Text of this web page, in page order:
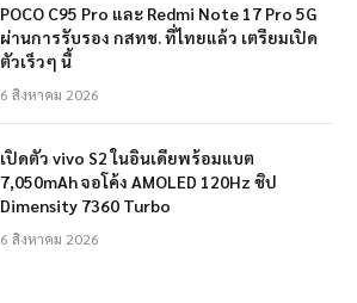
POCO C95 Pro และ Redmi Note 17 Pro 5G
ผ่านการรับรอง กสทช. ที่ไทยแล้ว เตรียมเปิด
ตัวเร็วๆ นี้
6 สิงหาคม 2026
เปิดตัว vivo S2 ในอินเดียพร้อมแบต
7,050mAh จอโค้ง AMOLED 120Hz ชิป
Dimensity 7360 Turbo
6 สิงหาคม 2026